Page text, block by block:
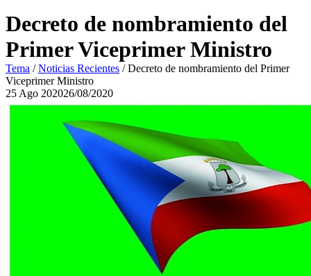
Decreto de nombramiento del
Primer Viceprimer Ministro
Tema /Noticias Recientes /Decreto de nombramiento del Primer
Viceprimer Ministro
25 Ago 202026/08/2020